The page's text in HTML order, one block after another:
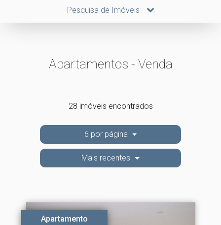
Pesquisa de Imóveis
Apartamentos - Venda
28 imóveis encontrados
6 por página
Mais recentes
Apartamento